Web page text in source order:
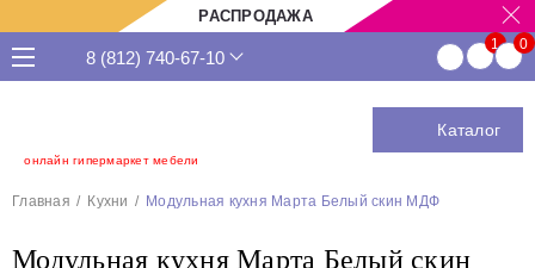
РАСПРОДАЖА
онлайн гипермаркет мебели
8 (812) 740-67-10
Каталог
Главная Кухни Модульная кухня Марта Белый скин МДФ
Модульная кухня Марта Белый скин